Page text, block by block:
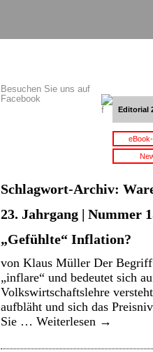
Besuchen Sie uns auf
Facebook
Editorial
Schlagwort-Archiv:
23. Jahrgang | Nummer
„Gefühlte“ Inflation?
von Klaus Müller Der
„inflare“ und bedeutet sich
Volkswirtschaftslehre
aufbläht und sich das
Sie … Weiterlesen →